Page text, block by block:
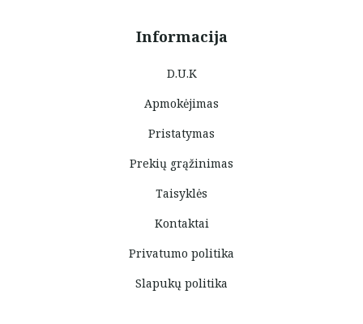
Informacija
D.U.K
Apmokėjimas
Pristatymas
Prekių grąžinimas
Taisyklės
Kontaktai
Privatumo politika
Slapukų politika